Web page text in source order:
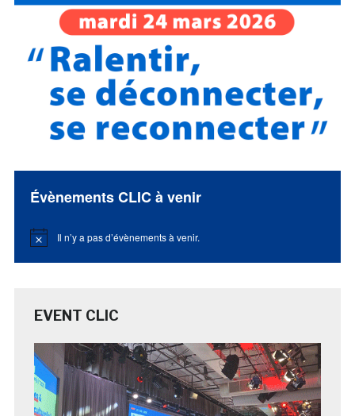
Évènements CLIC à venir
Notice Il n’y a pas d’évènements à venir.
EVENT CLIC